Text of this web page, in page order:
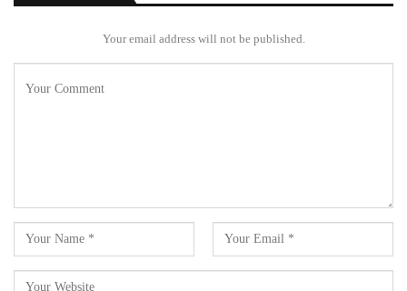
Your email address will not be published.